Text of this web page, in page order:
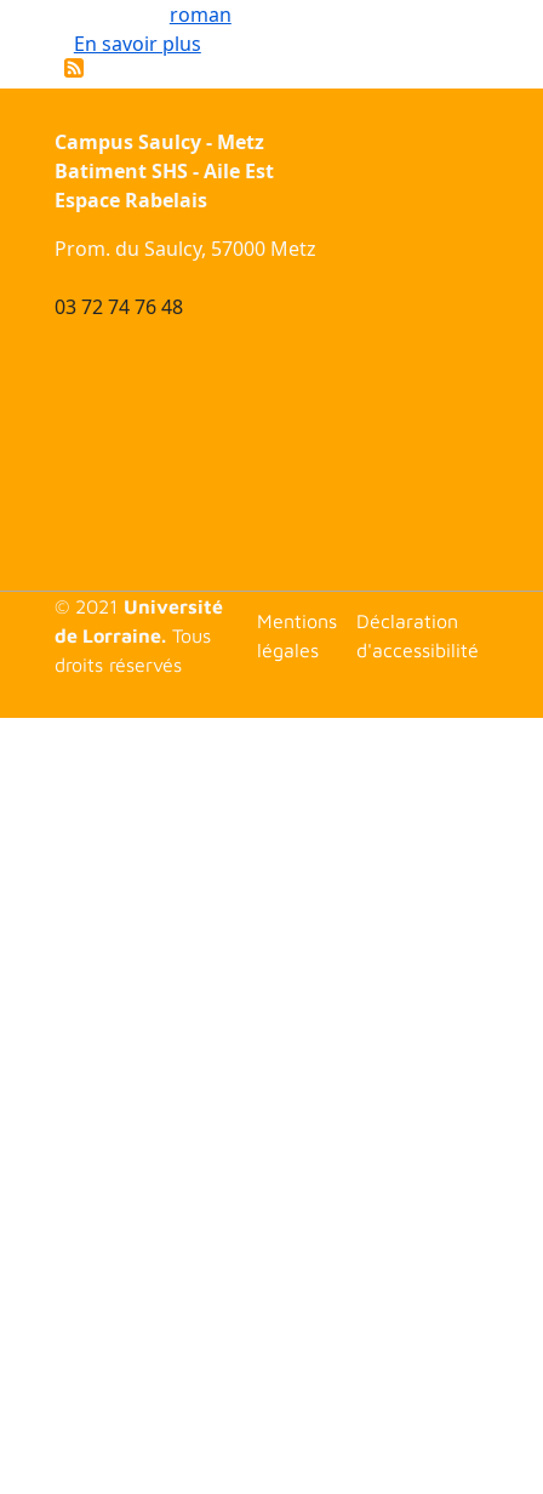
roman
En savoir plussur André Gide, "le romancier-poète"
Campus Saulcy - Metz
Batiment SHS - Aile Est
Espace Rabelais
Prom. du Saulcy, 57000 Metz
03 72 74 76 48
© 2021 Université
de Lorraine.Tous
droits réservés
<none>
Mentions
légales
Déclaration
d'accessibilité